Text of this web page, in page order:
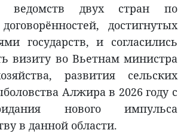
ведомств двух стран по
достигнутых
государств, и согласились
визиту во Вьетнам министра
развития сельских
Алжира в 2026 году с
нового импульса
в данной области.